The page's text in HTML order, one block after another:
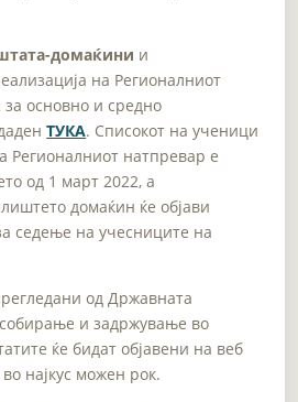
домаќини и
на Регионалниот
основно и средно
ТУКА. Списокот на ученици
Регионалниот натпревар е
од 1 март 2022, а
домаќин ќе објави
седење на учесниците на
од Државната
и задржување во
ќе бидат објавени на веб
најкус можен рок.